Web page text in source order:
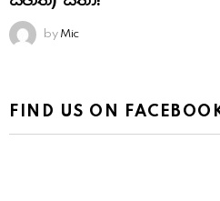
by Mic
FIND US ON